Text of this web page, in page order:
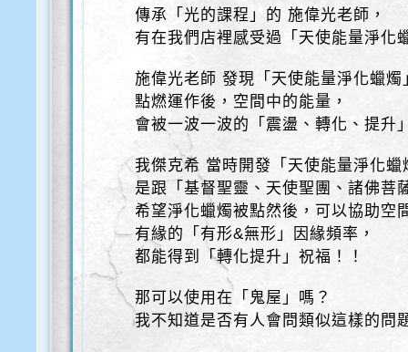
傳承「光的課程」的 施偉光老師，
有在我們店裡感受過「天使能量淨化
施偉光老師 發現「天使能量淨化蠟燭
點燃運作後，空間中的能量，
會被一波一波的「震盪、轉化、提升
我傑克希 當時開發「天使能量淨化蠟
是跟「基督聖靈、天使聖團、諸佛菩
希望淨化蠟燭被點然後，可以協助空
有緣的「有形&無形」因緣頻率，
都能得到「轉化提升」祝福！！
那可以使用在「鬼屋」嗎？
我不知道是否有人會問類似這樣的問